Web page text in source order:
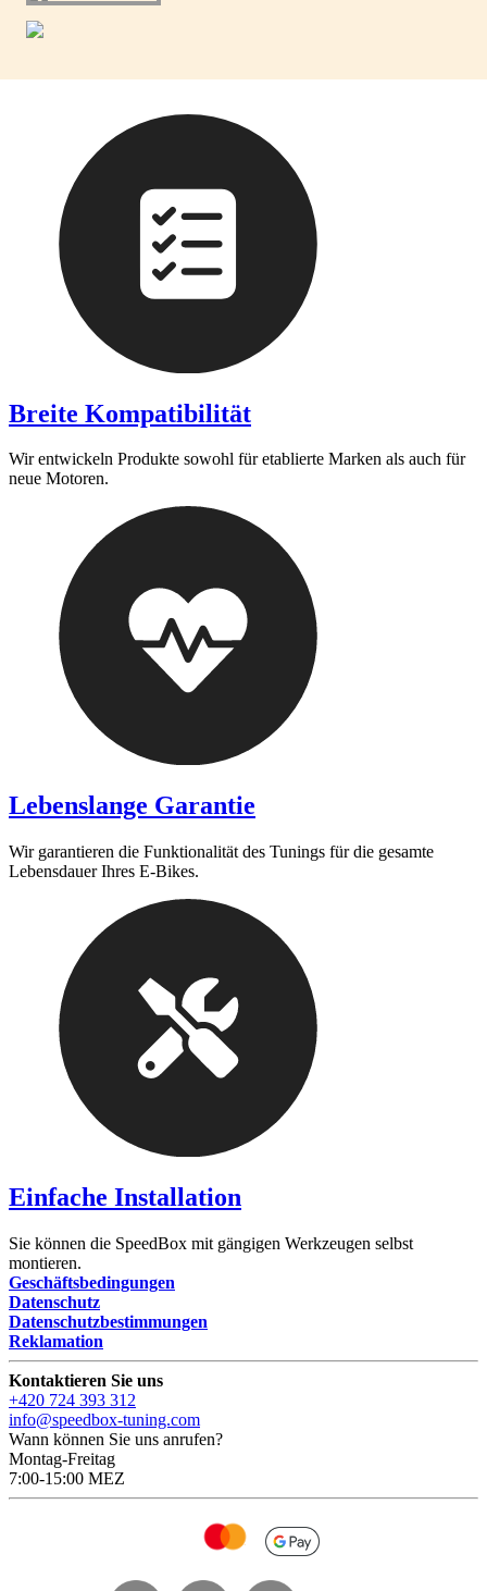
Breite Kompatibilität
Wir entwickeln Produkte sowohl für etablierte Marken als auch für
neue Motoren.
Lebenslange Garantie
Wir garantieren die Funktionalität des Tunings für die gesamte
Lebensdauer Ihres E-Bikes.
Einfache Installation
Sie können die SpeedBox mit gängigen Werkzeugen selbst
montieren.
Geschäftsbedingungen
Datenschutz
Datenschutzbestimmungen
Reklamation
Kontaktieren Sie uns
+420 724 393 312
info@speedbox-tuning.com
Wann können Sie uns anrufen?
Montag-Freitag
7:00-15:00 MEZ